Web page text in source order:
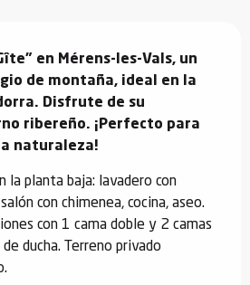
en Mérens-les-Vals, un
de montaña, ideal en la
Disfrute de su
ribereño. ¡Perfecto para
naturaleza!
la planta baja: lavadero con
con chimenea, cocina, aseo.
con 1 cama doble y 2 camas
ducha. Terreno privado